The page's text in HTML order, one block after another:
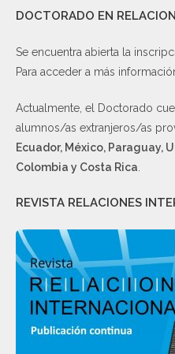
DOCTORADO EN
Se encuentra abierta la
Para acceder a más
Actualmente, el Doctorado
alumnos/as extranjeros/as
Ecuador, México, Paraguay,
Colombia y Costa Rica
REVISTA RELACIONES